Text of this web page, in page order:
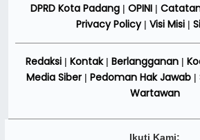
DPRD Kota Padang| OPINI|
Privacy Policy| Visi Misi |
Redaksi| Kontak| Berlangganan|
Media Siber| Pedoman Hak Jawab|
Wartawan
Ikuti Kami: